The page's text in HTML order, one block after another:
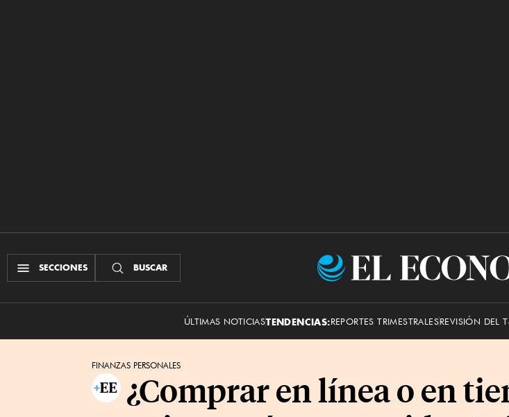
SECCIONES BUSCAR
El
ÚLTIMAS NOTICIASTENDENCIAS:REPORTES TRIMESTRALESREVISIÓN DEL
FINANZAS PERSONALES
¿Comprar en línea o en